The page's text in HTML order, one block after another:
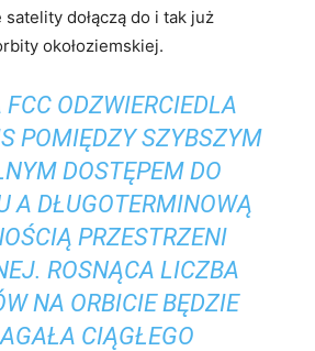
dołączą do i tak już
okołoziemskiej.
ODZWIERCIEDLA
POMIĘDZY SZYBSZYM
DOSTĘPEM DO
A DŁUGOTERMINOWĄ
PRZESTRZENI
ROSNĄCA LICZBA
NA ORBICIE BĘDZIE
CIĄGŁEGO